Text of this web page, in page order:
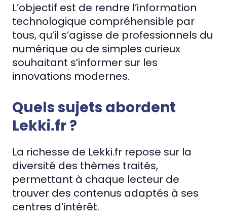
L’objectif est de rendre l’information
technologique compréhensible par
tous, qu’il s’agisse de professionnels du
numérique ou de simples curieux
souhaitant s’informer sur les
innovations modernes.
Quels sujets abordent
Lekki.fr ?
La richesse de Lekki.fr repose sur la
diversité des thèmes traités,
permettant à chaque lecteur de
trouver des contenus adaptés à ses
centres d’intérêt.